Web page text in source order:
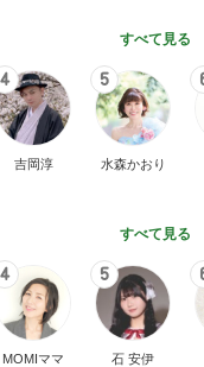
すべて見る
4
吉岡淳
5
水森かおり
すべて見る
4
MOMIママ
5
石 安伊